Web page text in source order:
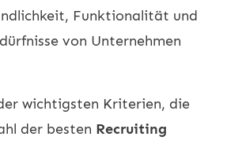
Funktionalität und
von Unternehmen
wichtigsten Kriterien, die
der besten Recruiting